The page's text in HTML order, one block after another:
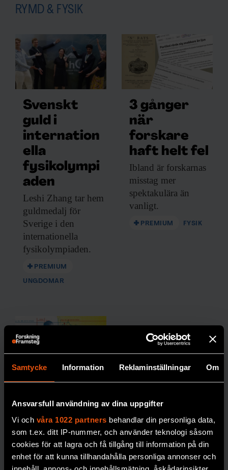
Samtycke Information Reklaminställningar Om
Ansvarsfull användning av dina uppgifter
Vi och våra 1022 partners behandlar din personliga data,
som t.ex. ditt IP-nummer, och använder teknologi såsom
cookies för att lagra och få tillgång till information på din
enhet för att kunna tillhandahålla personliga annonser och
RYMD & FYSIK
Svenskt
guld i
internation
ella
fysikolympi
aden
Leshi Zhang tar hem
guldmedalj för
Sverige i den
internationella
fysikolympiaden.
PREMIUM
UNGDOMAR
3 gånger
när
forskare
haft helt fel
Ibland är forskarnas
misstag mer
spektakulära än
vanligt.
PREMIUM FYSIK
Så stöttas
ultratätt
väte av
forskningss
ystemet
Vilket ansvar har